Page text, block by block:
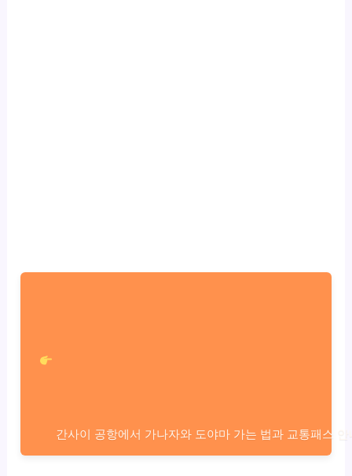
간사이 공항에서 가나자와 도야마 가는 법과 교통패스 안